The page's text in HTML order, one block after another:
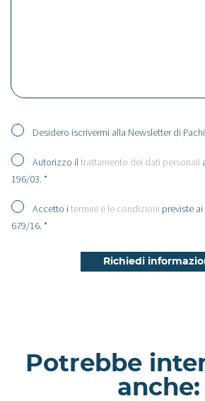
Desidero iscrivermi alla Newsletter di
Autorizzo iltrattamento dei dati personali
196/03. *
Accetto itermini e le condizioni previste ai
679/16. *
Potrebbe
anche: